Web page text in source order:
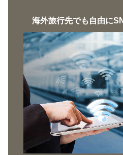
海外旅行先でも自由に